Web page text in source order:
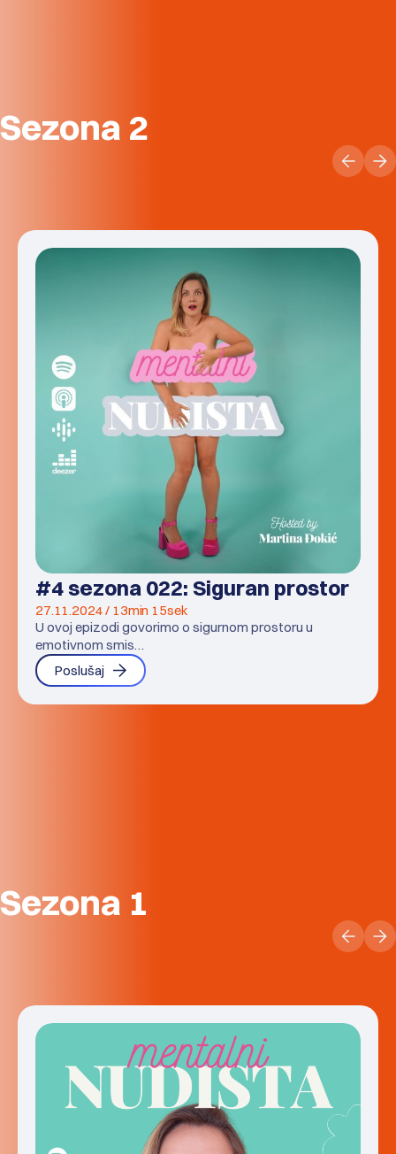
Sezona 2
#4 sezona 022: Siguran prostor
27.11.2024 / 13min 15sek
U ovoj epizodi govorimo o sigurnom prostoru u
emotivnom smis…
Poslušaj
Sezona 1